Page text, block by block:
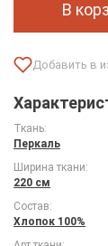
В
Ткань:
Перкаль
Ширина ткани:
220 см
Состав:
Хлопок 100%